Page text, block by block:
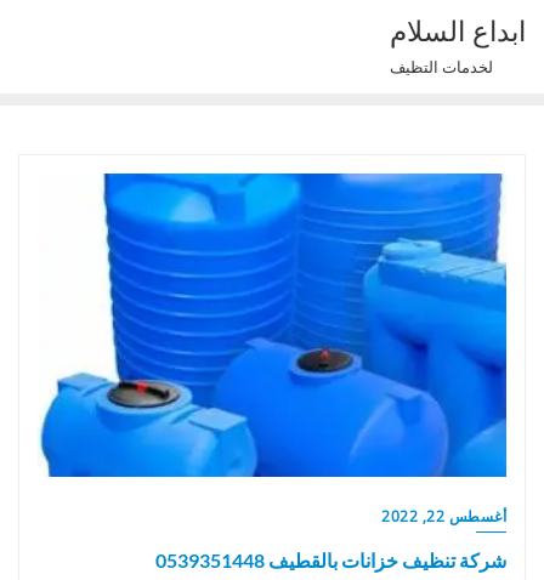
Skip
content
ابداع السلام
لخدمات التظيف
أغسطس 22, 2022
شركة تنظيف خزانات بالقطيف 0539351448